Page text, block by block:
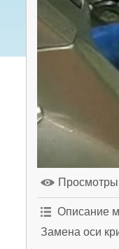
Просмотры
Описание
Замена оси